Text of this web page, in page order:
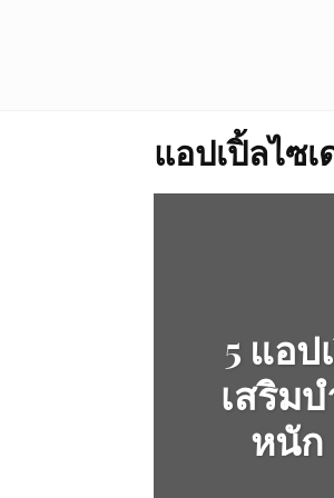
แอปเปิ้ลไซ
5 แอ
เสริม
หนัก